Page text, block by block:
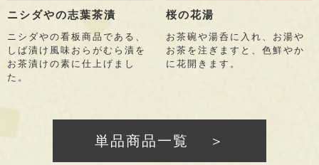
ニシダやの志葉茶漬
ニシダやの看板商品である、
しば漬け風味おらがむら漬を
お茶漬けの素に仕上げまし
た。
桜の花湯
お茶碗や湯呑に入れ、お湯や
お茶を注ぎますと、色鮮やか
に花開きます。
単品商品一覧 ＞